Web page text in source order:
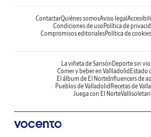
ContactarQuiénes somosAviso legal
Condiciones de uso Política de
Compromisos editorialesPolítica de cookies
La viñeta de Sansón Deporte sin
Comer y beber en Vallladolid Estado
El álbum de El NorteInfluencers de
Pueblos de Valladolid Recetas de
Juega con El Norte